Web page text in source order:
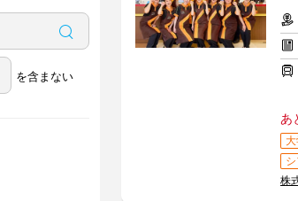
を含まない
あ
大
株